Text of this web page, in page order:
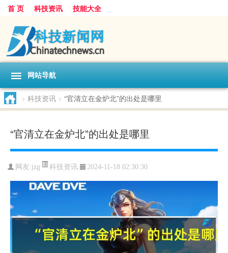
首 页 科技资讯 技能大全
网站导航
> 科技资讯 > “官清立在金炉北”的出处是哪里
“官清立在金炉北”的出处是哪里
网友:jzg 科技资讯 2024-11-18 02:30:30